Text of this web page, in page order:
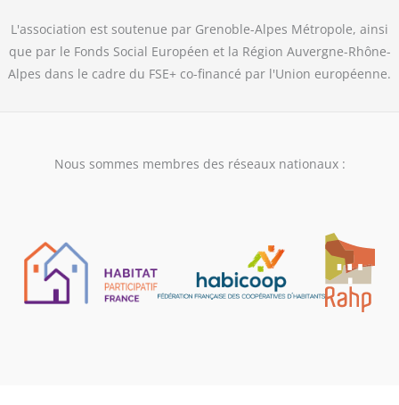
L'association est soutenue par Grenoble-Alpes Métropole, ainsi
que par le Fonds Social Européen et la Région Auvergne-Rhône-
Alpes dans le cadre du FSE+ co-financé par l'Union européenne.
Nous sommes membres des réseaux nationaux :